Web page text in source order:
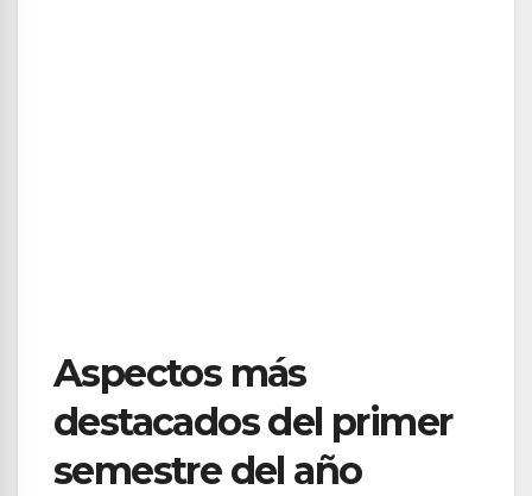
Aspectos más
destacados del primer
semestre del año